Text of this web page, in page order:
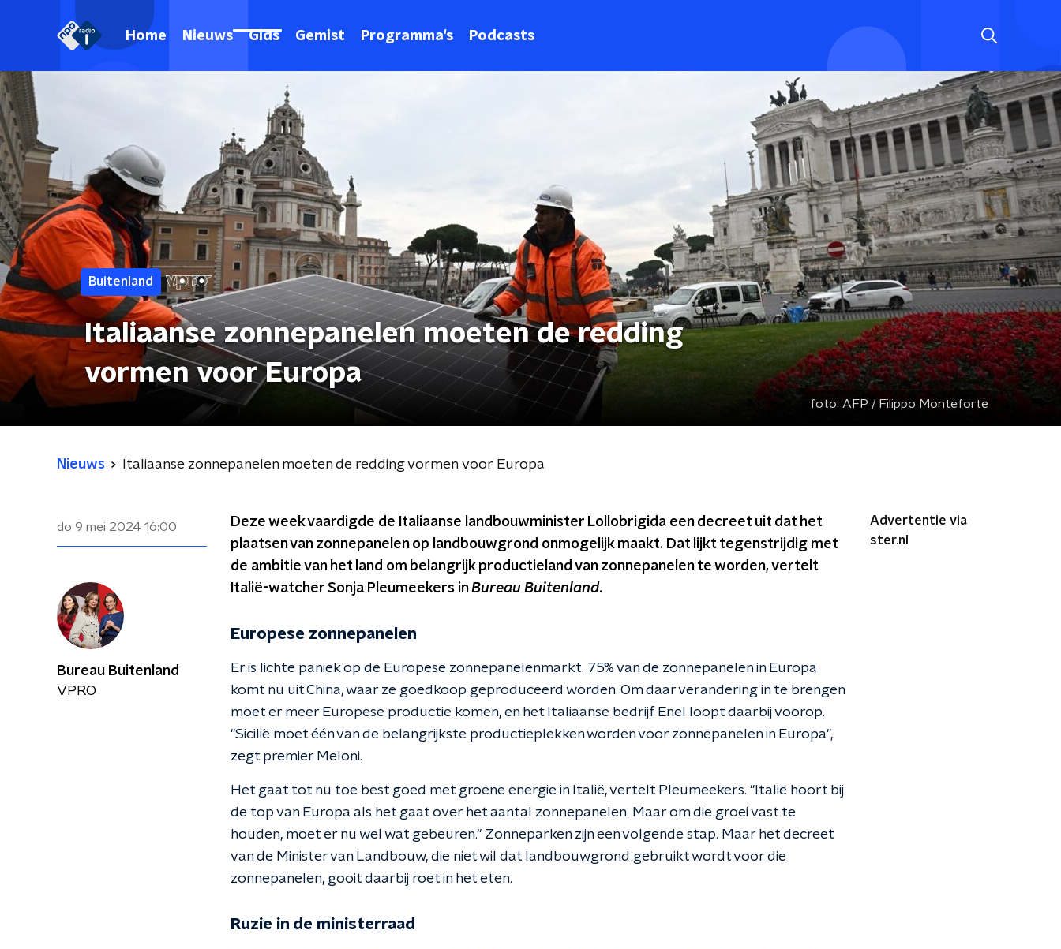
Home Nieuws Gids Gemist Programma's Podcasts
Buitenland
Italiaanse zonnepanelen moeten de redding
vormen voor Europa
foto: AFP / Filippo Monteforte
Nieuws Italiaanse zonnepanelen moeten de redding vormen voor Europa
do 9 mei 2024 16:00
Deze week vaardigde de Italiaanse landbouwminister Lollobrigida een decreet uit dat het
plaatsen van zonnepanelen op landbouwgrond onmogelijk maakt. Dat lijkt tegenstrijdig met
de ambitie van het land om belangrijk productieland van zonnepanelen te worden, vertelt
Italië-watcher Sonja Pleumeekers inBureau Buitenland.
Europese zonnepanelen
Er is lichte paniek op de Europese zonnepanelenmarkt. 75% van de zonnepanelen in Europa
komt nu uit China, waar ze goedkoop geproduceerd worden. Om daar verandering in te brengen
moet er meer Europese productie komen, en het Italiaanse bedrijf Enel loopt daarbij voorop.
"Sicilië moet één van de belangrijkste productieplekken worden voor zonnepanelen in Europa",
zegt premier Meloni.
Het gaat tot nu toe best goed met groene energie in Italië, vertelt Pleumeekers. "Italië hoort bij
de top van Europa als het gaat over het aantal zonnepanelen. Maar om die groei vast te
houden, moet er nu wel wat gebeuren." Zonneparken zijn een volgende stap. Maar het decreet
van de Minister van Landbouw, die niet wil dat landbouwgrond gebruikt wordt voor die
zonnepanelen, gooit daarbij roet in het eten.
Ruzie in de ministerraad
Advertentie via
ster.nl
Bureau Buitenland
VPRO